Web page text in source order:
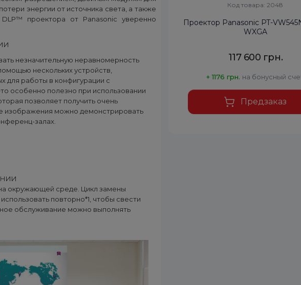
энергии от источника света, а также
проектора от Panasonic уверенно
незначительную неравномерность
нескольких устройств,
для работы в конфигурации с
особенно полезно при использовании
позволяет получить очень
изображения можно демонстрировать
залах.
окружающей среде. Цикл замены
повторно*1, чтобы свести
обслуживание можно выполнять
Код товара: 2048
Проектор Panasonic PT-
WXGA
117 600 грн.
+ 1176 грн. на бонусный
Предзаказ